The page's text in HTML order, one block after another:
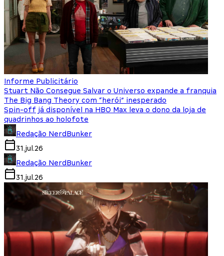
Informe Publicitário
Stuart Não Consegue Salvar o Universo expande a franquia
The Big Bang Theory com “herói” inesperado
Spin-off já disponível na HBO Max leva o dono da loja de
quadrinhos ao holofote
Redação NerdBunker
31.jul.26
Redação NerdBunker
31.jul.26